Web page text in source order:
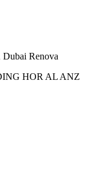
Renova
HOR AL ANZ